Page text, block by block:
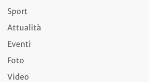
Sport
Attualità
Eventi
Foto
Video